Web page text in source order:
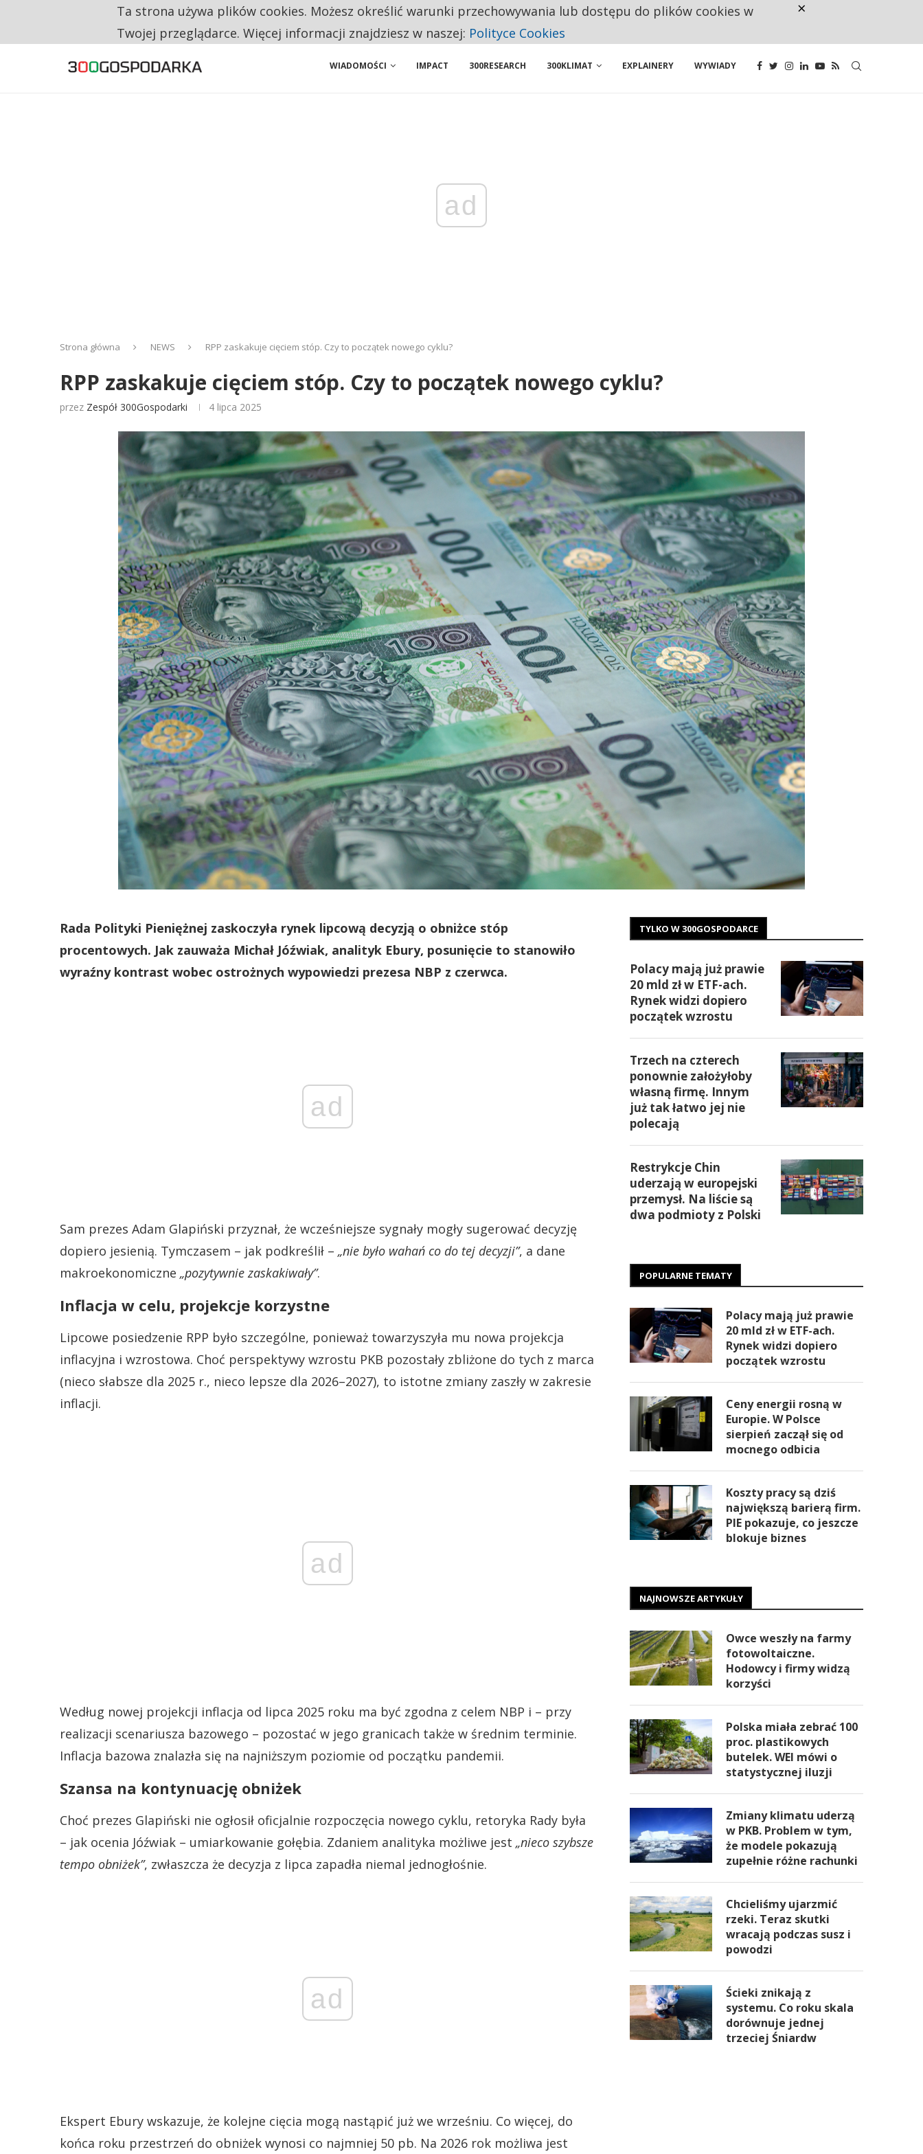
RESTRYKCJE CHIN UDERZAJĄ W EUROPEJSKI PRZEMYSŁ. NA LIŚCIE SĄ DWA PODMIOTY Z POLSKI
WIADOMOŚCI IMPACT 300RESEARCH 300KLIMAT EXPLAINERY WYWIADY
ad
Strona główna NEWS RPP zaskakuje cięciem stóp. Czy to początek nowego cyklu?
RPP zaskakuje cięciem stóp. Czy to początek nowego cyklu?
przez Zespół 300Gospodarki 4 lipca 2025
Rada Polityki Pieniężnej zaskoczyła rynek lipcową decyzją o obniżce stóp
procentowych. Jak zauważa Michał Jóźwiak, analityk Ebury, posunięcie to stanowiło
wyraźny kontrast wobec ostrożnych wypowiedzi prezesa NBP z czerwca.
ad
Sam prezes Adam Glapiński przyznał, że wcześniejsze sygnały mogły sugerować decyzję
dopiero jesienią. Tymczasem – jak podkreślił – „nie było wahań co do tej decyzji”, a dane
makroekonomiczne „pozytywnie zaskakiwały”.
Inflacja w celu, projekcje korzystne
Lipcowe posiedzenie RPP było szczególne, ponieważ towarzyszyła mu nowa projekcja
inflacyjna i wzrostowa. Choć perspektywy wzrostu PKB pozostały zbliżone do tych z marca
(nieco słabsze dla 2025 r., nieco lepsze dla 2026–2027), to istotne zmiany zaszły w zakresie
inflacji.
ad
Według nowej projekcji inflacja od lipca 2025 roku ma być zgodna z celem NBP i – przy
realizacji scenariusza bazowego – pozostać w jego granicach także w średnim terminie.
Inflacja bazowa znalazła się na najniższym poziomie od początku pandemii.
Szansa na kontynuację obniżek
Choć prezes Glapiński nie ogłosił oficjalnie rozpoczęcia nowego cyklu, retoryka Rady była
– jak ocenia Jóźwiak – umiarkowanie gołębia. Zdaniem analityka możliwe jest „nieco szybsze
tempo obniżek”, zwłaszcza że decyzja z lipca zapadła niemal jednogłośnie.
ad
Ekspert Ebury wskazuje, że kolejne cięcia mogą nastąpić już we wrześniu. Co więcej, do
końca roku przestrzeń do obniżek wynosi co najmniej 50 pb. Na 2026 rok możliwa jest
TYLKO W 300GOSPODARCE
Polacy mają już prawie
20 mld zł w ETF-ach.
Rynek widzi dopiero
początek wzrostu
Trzech na czterech
ponownie założyłoby
własną firmę. Innym
już tak łatwo jej nie
polecają
Restrykcje Chin
uderzają w europejski
przemysł. Na liście są
dwa podmioty z Polski
POPULARNE TEMATY
Polacy mają już prawie
20 mld zł w ETF-ach.
Rynek widzi dopiero
początek wzrostu
Ceny energii rosną w
Europie. W Polsce
sierpień zaczął się od
mocnego odbicia
Koszty pracy są dziś
największą barierą firm.
PIE pokazuje, co jeszcze
blokuje biznes
NAJNOWSZE ARTYKUŁY
Owce weszły na farmy
fotowoltaiczne.
Hodowcy i firmy widzą
korzyści
Polska miała zebrać 100
proc. plastikowych
butelek. WEI mówi o
statystycznej iluzji
Zmiany klimatu uderzą
w PKB. Problem w tym,
że modele pokazują
zupełnie różne rachunki
Chcieliśmy ujarzmić
rzeki. Teraz skutki
wracają podczas susz i
powodzi
Ścieki znikają z
systemu. Co roku skala
dorównuje jednej
trzeciej Śniardw
Ta strona używa plików cookies. Możesz określić warunki przechowywania lub dostępu do plików cookies w
Twojej przeglądarce. Więcej informacji znajdziesz w naszej: Polityce Cookies
×